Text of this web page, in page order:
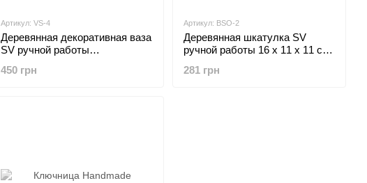
Артикул: VS-4
Деревянная декоративная ваза
SV ручной работы
450 грн
Артикул: BSO-2
Деревянная шкатулка SV
ручной работы 16 x 11 x 11 см
281 грн